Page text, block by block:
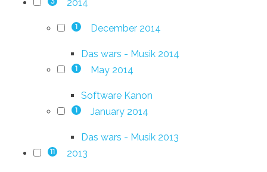
2014
1 December 2014
Das wars - Musik 2014
1 May 2014
Software Kanon
1 January 2014
Das wars - Musik 2013
11 2013